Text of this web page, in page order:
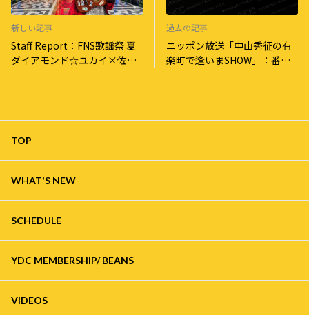
新しい記事
Staff Report：FNS歌謡祭 夏
ダイアモンド☆ユカイ×佐野
過去の記事
ニッポン放送「中山秀征の有
楽町で逢いまSHOW」：番組
TOP
WHAT'S NEW
SCHEDULE
YDC MEMBERSHIP/ BEANS
VIDEOS